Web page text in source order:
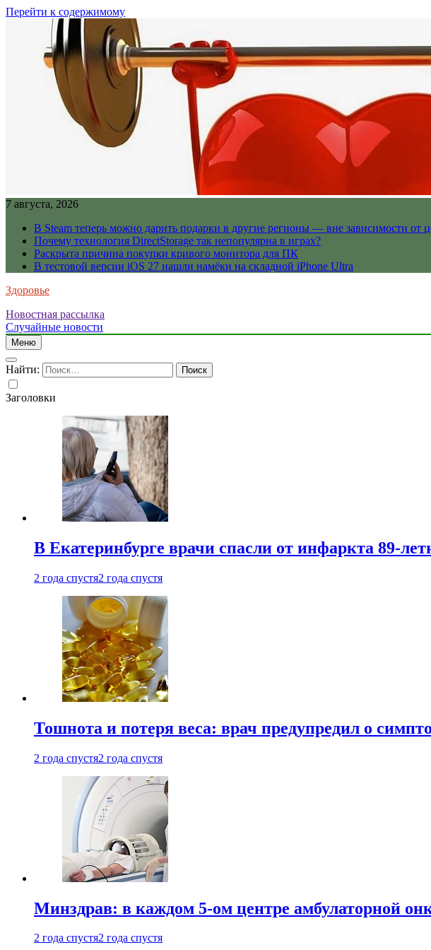
Перейти к содержимому
7 августа, 2026
В Steam теперь можно дарить подарки в другие регионы — вне зависимости от
Почему технология DirectStorage так непопулярна в играх?
Раскрыта причина покупки кривого монитора для ПК
В тестовой версии iOS 27 нашли намёки на складной iPhone Ultra
Здоровье
Новостная рассылка
Случайные новости
Меню
Найти:
Заголовки
В Екатеринбурге врачи спасли от инфаркта 89-
2 года спустя2 года спустя
Тошнота и потеря веса: врач предупредил о
2 года спустя2 года спустя
Минздрав: в каждом 5-ом центре амбулаторной
2 года спустя2 года спустя